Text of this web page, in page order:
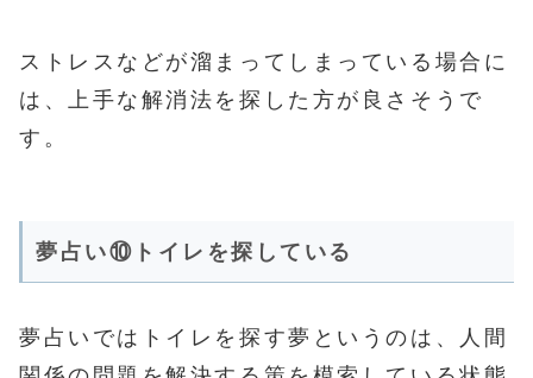
ストレスなどが溜まってしまっている場合に
は、上手な解消法を探した方が良さそうで
す。
夢占い⑩トイレを探している
夢占いではトイレを探す夢というのは、人間